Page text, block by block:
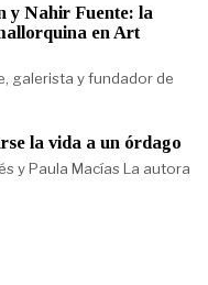
y Nahir Fuente: la
en Art
galerista y fundador de
la vida a un órdago
y Paula Macías La autora